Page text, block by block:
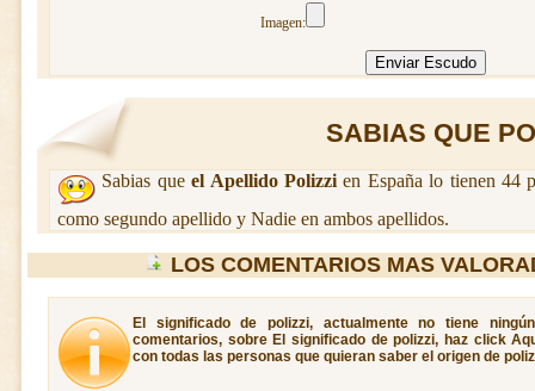
Imagen:
SABIAS QUE
Sabias queel Apellido Polizzi en España lo tienen 44
como segundo apellido y Nadie en ambos apellidos.
LOS COMENTARIOS MAS
El significado de polizzi, actualmente no tiene
comentarios, sobre El significado de polizzi, haz click
con todas las personas que quieran saber el origen de